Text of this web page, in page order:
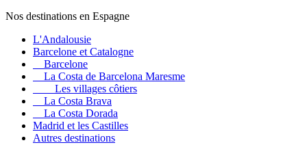
Nos destinations en Espagne
L'Andalousie
Barcelone et Catalogne
Barcelone
La Costa de Barcelona Maresme
Les villages côtiers
La Costa Brava
La Costa Dorada
Madrid et les Castilles
Autres destinations